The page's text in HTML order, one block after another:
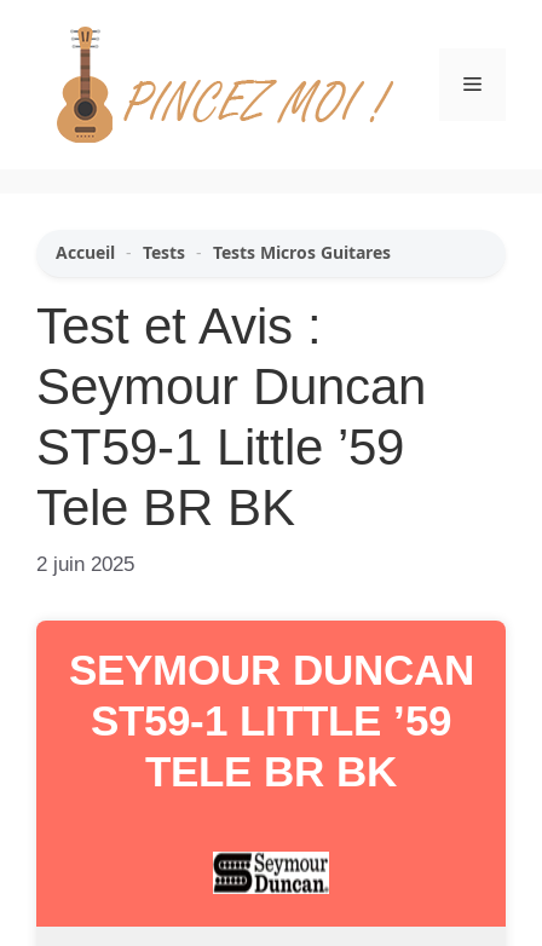
contenu
Menu
Accueil - Tests - Tests Micros Guitares
Test et Avis :
Seymour Duncan
ST59-1 Little ’59
Tele BR BK
2 juin 2025
SEYMOUR DUNCAN
ST59-1 LITTLE ’59
TELE BR BK